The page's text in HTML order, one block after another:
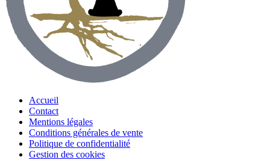
Accueil
Contact
Mentions légales
Conditions générales de vente
Politique de confidentialité
Gestion des cookies